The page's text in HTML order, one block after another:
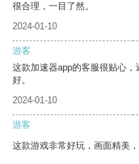
很合理，一目了然。
2024-01-10
游客
这款加速器app的客服很贴心
好。
2024-01-10
游客
这款游戏非常好玩，画面精美，